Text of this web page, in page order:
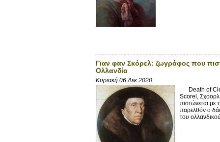
Γιαν φαν Σκόρελ: ζωγράφος που
Ολλανδία
Κυριακή 06 Δεκ 2020
Death of
Scorel,
πιστώνεται με
παρελθόν ο
του